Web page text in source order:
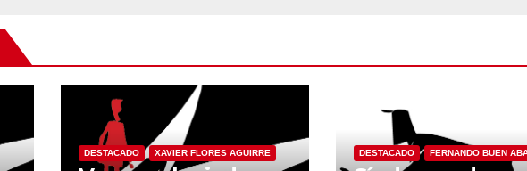
DESTACADO XAVIER FLORES AGUIRRE DESTACADO FERNANDO BUEN